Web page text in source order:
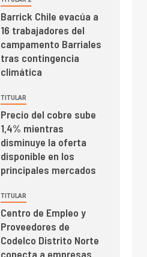
BHP proyecta
producción de cobre
cercana a 2 millones
de toneladas tras
récord en Escondida
I+D
Codelco reporta Ebitda
de US$ 6.670 millones
y mejora sus
indicadores financieros
Barrick Chile evacúa a
16 trabajadores del
campamento Barriales
tras contingencia
climática
TITULAR
Precio del cobre sube
1,4% mientras
disminuye la oferta
disponible en los
principales mercados
TITULAR
Centro de Empleo y
Proveedores de
Codelco Distrito Norte
conecta a empresas